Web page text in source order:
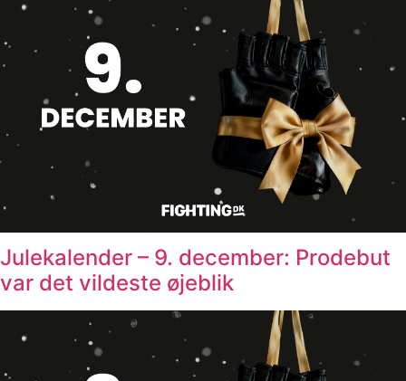
Julekalender – 9. december: Prodebut
var det vildeste øjeblik